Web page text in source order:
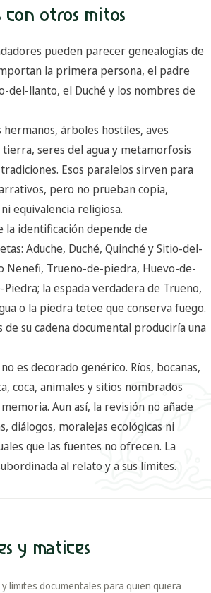
con otros mitos
pueden parecer genealogías de
la primera persona, el padre
del-llanto, el Duché y los nombres de
hermanos, árboles hostiles, aves
seres del agua y metamorfosis
Esos paralelos sirven para
pero no prueban copia,
equivalencia religiosa.
la identificación depende de
Aduche, Duché, Quinché y Sitio-del-
Nenefi, Trueno-de-piedra, Huevo-de-
la espada verdadera de Trueno,
o la piedra tetee que conserva fuego.
de su cadena documental produciría una
es decorado genérico. Ríos, bocanas,
coca, animales y sitios nombrados
Aun así, la revisión no añade
diálogos, moralejas ecológicas ni
que las fuentes no ofrecen. La
al relato y a sus límites.
y matices
límites documentales para quien quiera